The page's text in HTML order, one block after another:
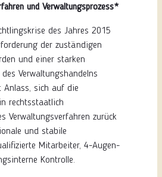
und Verwaltungsprozess*
des Jahres 2015
der zuständigen
und einer starken
Verwaltungshandelns
Anlass, sich auf die
rechtsstaatlich
Verwaltungsverfahren zurück
und stabile
Mitarbeiter, 4-Augen-
Kontrolle.